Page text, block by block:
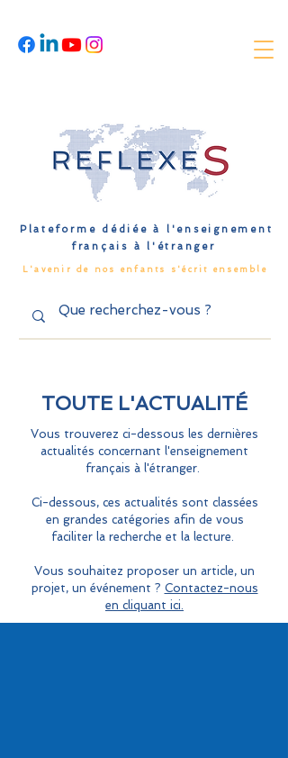
Plateforme dédiée à l'enseignement
français à l'étranger
L'avenir de nos enfants s'écrit ensemble
TOUTE L'ACTUALITÉ
Vous trouverez ci-dessous les dernières
actualités concernant l'enseignement
français à l'étranger.
Ci-dessous, ces actualités sont classées
en grandes catégories afin de vous
faciliter la recherche et la lecture.
Vous souhaitez proposer un article, un
projet, un événement ? Contactez-nous
en cliquant ici.